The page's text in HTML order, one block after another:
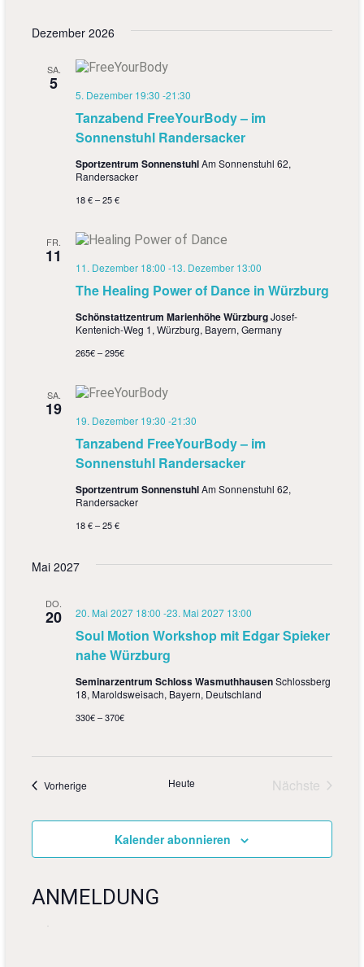
Dezember 2026
SA.
5
Tanzabend FreeYourBody – im
Sonnenstuhl Randersacker
5. Dezember 19:30 -21:30
Sportzentrum SonnenstuhlAm Sonnenstuhl 62,
Randersacker
18 € – 25 €
FR.
11
The Healing Power of Dance in Würzburg
11. Dezember 18:00 -13. Dezember 13:00
Schönstattzentrum Marienhöhe WürzburgJosef-
Kentenich-Weg 1, Würzburg, Bayern, Germany
265€ – 295€
SA.
19
Tanzabend FreeYourBody – im
Sonnenstuhl Randersacker
19. Dezember 19:30 -21:30
Sportzentrum SonnenstuhlAm Sonnenstuhl 62,
Randersacker
18 € – 25 €
Mai 2027
DO.
20
Soul Motion Workshop mit Edgar Spieker
nahe Würzburg
20. Mai 2027 18:00 -23. Mai 2027 13:00
Seminarzentrum Schloss WasmuthhausenSchlossberg
18, Maroldsweisach, Bayern, Deutschland
330€ – 370€
Vorherige Heute
Nächste
Kalender abonnieren
ANMELDUNG